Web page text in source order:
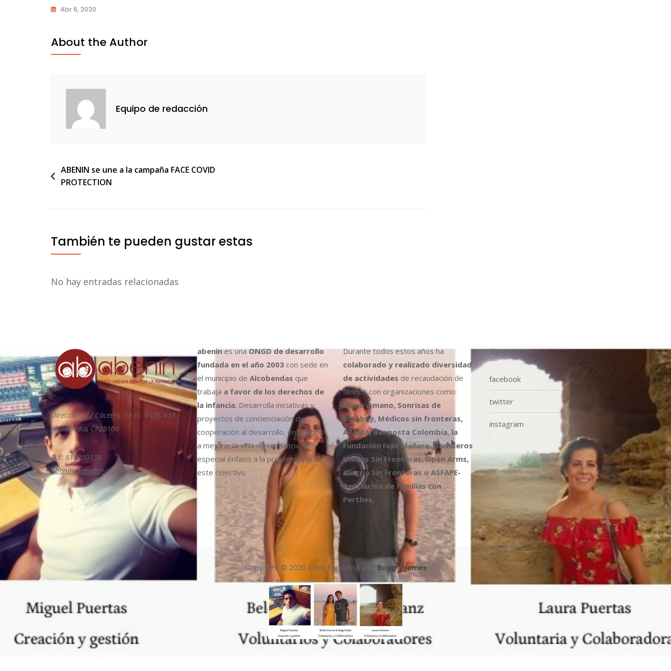
Abr 6, 2020
About the Author
Equipo de redacción
Navegación
de
entradas
ABENIN se une a la campaña FACE COVID
PROTECTION
También te pueden gustar estas
No hay entradas relacionadas
Dirección: C/ Cáceres, 18 Pl. 4 Ofi. 413
Alcobendas CP28100
TLF: 619250138
abenin.presidencia@gmail.com
abenines unaONGD de desarrollo
fundada en el año 2003con sede en
el municipio de Alcobendas que
trabaja a favor de los derechos de
la infancia. Desarrolla iniciativas y
proyectos de concienciación de
cooperación al desarrollo, enfocados
a mejorar la vida de la infancia, con
especial énfasis a la problemática de
este colectivo.
Durante todos estos años ha
colaborado y realizado diversidad
de actividades de recaudación de
fondos con organizaciones como:
Mano a mano, Sonrisas de
Bombay, Médicos sin fronteras,
APAMA, Benposta Colombia, la
Fundación Iván Mañero, Bomberos
Unidos Sin Fronteras, Open Arms,
Alegría Sin Fronteras o ASFAPE-
Asociación de familias con
Perthes.
Síguenos
facebook
twitter
instagram
Copyright © 2026 Bosa. Funciona con Bosa Themes